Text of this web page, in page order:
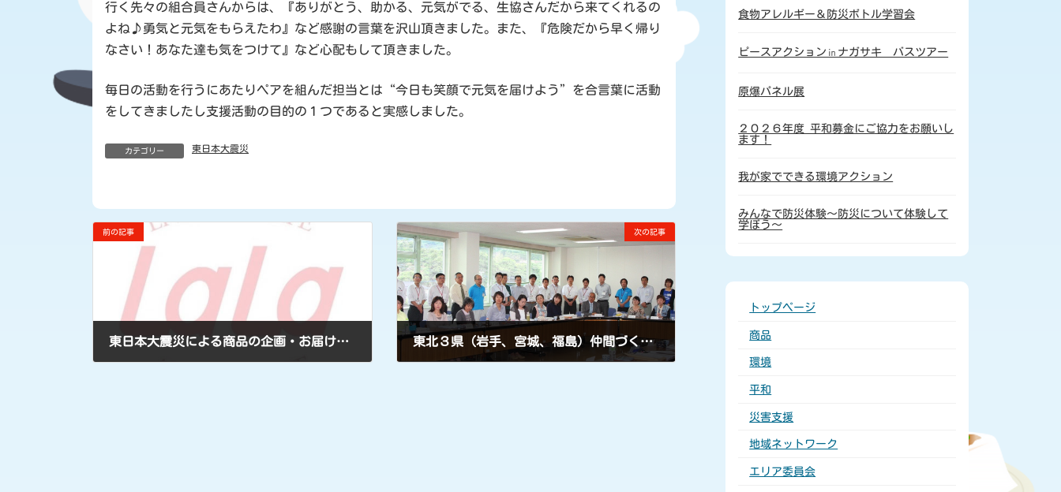
行く先々の組合員さんからは、『ありがとう、助かる、元気がでる、生協さんだから来てくれるの
よね♪勇気と元気をもらえたわ』など感謝の言葉を沢山頂きました。また、『危険だから早く帰り
なさい！あなた達も気をつけて』など心配もして頂きました。
毎日の活動を行うにあたりペアを組んだ担当とは“今日も笑顔で元気を届けよう”を合言葉に活動
をしてきましたし支援活動の目的の１つであると実感しました。
カテゴリー 東日本大震災
前の記事
東日本大震災による商品の企画・お届け状況についてのお知らせ
次の記事
東北３県（岩手、宮城、福島）仲間づくり（拡大）支援壮行会
食物アレルギー＆防災ボトル学習会
ピースアクション㏌ナガサキ バスツアー
原爆パネル展
２０２６年度 平和募金にご協力をお願いし
ます！
我が家でできる環境アクション
みんなで防災体験～防災について体験して
学ぼう～
トップページ
商品
環境
平和
災害支援
地域ネットワーク
エリア委員会